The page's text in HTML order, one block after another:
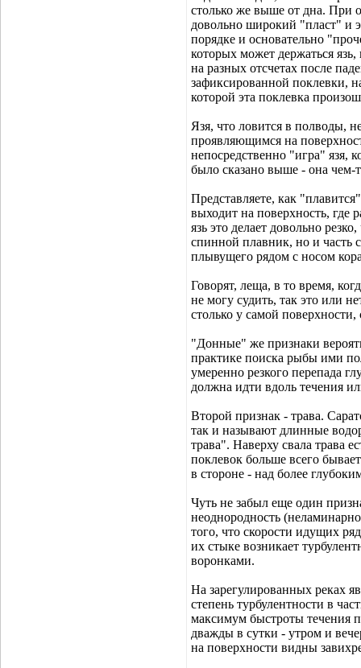
столько же выше от дна. При
довольно широкий "пласт" и
порядке и основательно
которых может держаться
на разных отсчетах после
зафиксированной поклевки,
которой эта поклевка
Язя, что ловится в полводы,
проявляющимся на
непосредственно "игра" язя,
было сказано выше - она чем-
Представляете, как
выходит на поверхность, где
язь это делает довольно
спинной плавник, но и часть
плывущего рядом с носом
Говорят, леща, в то время,
не могу судить, так это или
столько у самой
"Донные" же признаки
практике поиска рыбы ими
умеренно резкого перепада
должна идти вдоль течения
Второй признак - трава.
так и называют длинные
трава". Наверху свала трава
поклевок больше всего
в стороне - над более
Чуть не забыл еще один
неоднородность
того, что скорости идущих
их стыке возникает
воронками.
На зарегулированных реках
степень турбулентности в
максимум быстроты течения
дважды в сутки - утром и
на поверхности видны